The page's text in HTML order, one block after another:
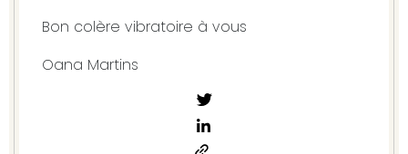
Bon colère vibratoire à vous
Oana Martins